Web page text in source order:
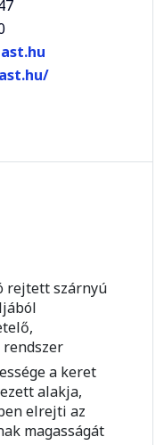
rejtett szárnyú
a keret
alakja,
elrejti az
magasságát